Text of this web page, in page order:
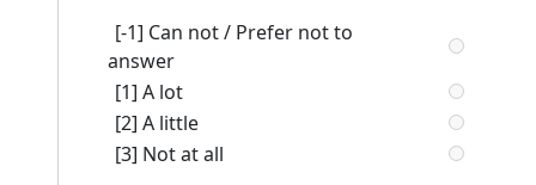
[-1] Can not / Prefer not to
answer
[1] A lot
[2] A little
[3] Not at all